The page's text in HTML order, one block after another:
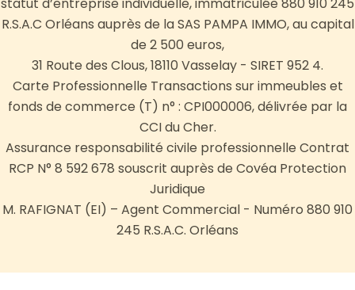
statut d’entreprise individuelle, immatriculée 880 910 245
R.S.A.C Orléans auprès de la SAS PAMPA IMMO, au capital
de 2 500 euros,
31 Route des Clous, 18110 Vasselay - SIRET 952 4.
Carte Professionnelle Transactions sur immeubles et
fonds de commerce (T) n° : CPI000006, délivrée par la
CCI du Cher.
Assurance responsabilité civile professionnelle Contrat
RCP N° 8 592 678 souscrit auprès de Covéa Protection
Juridique
M. RAFIGNAT (EI) – Agent Commercial - Numéro 880 910
245 R.S.A.C. Orléans